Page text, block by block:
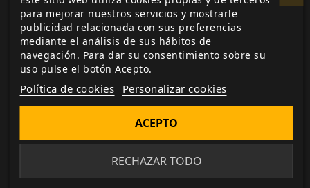
Autoridad Diamantina lanzó un último ataque contra
la Tierra, creyendo que así destruirían a las Gemas
de Cristal. Lanzaron la luz de la corrupción sin
importar quien quedaba en la Tierra, y miles de
gemas se vieron afectadas, transformándose en
gemas corruptas.
Rosa Cuarzo, Perla y Granate se salvaron gracias al
escudo mágico de Rosa, y Amatista no se vio
afectada porque todavía seguía en la guardería.
para mejorar nuestros servicios y mostrarle
publicidad relacionada con sus preferencias
mediante el análisis de sus hábitos de
navegación. Para dar su consentimiento sobre su
uso pulse el botón Acepto.
Política de cookies Personalizar cookies
RECHAZAR TODO
ACEPTO